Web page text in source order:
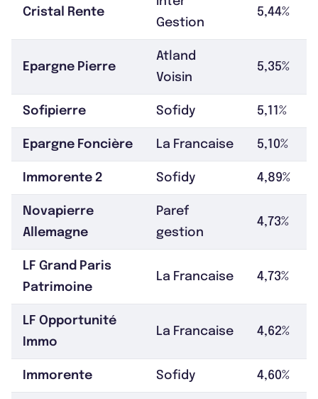
Cristal Rente
Gestion
5,44%
Epargne Pierre
Atland
Voisin
5,35%
Sofipierre Sofidy 5,11%
Epargne Foncière La Francaise 5,10%
Immorente 2 Sofidy 4,89%
Novapierre
Allemagne
Paref
gestion
4,73%
LF Grand Paris
Patrimoine
La Francaise 4,73%
LF Opportunité
Immo
La Francaise 4,62%
Immorente Sofidy 4,60%